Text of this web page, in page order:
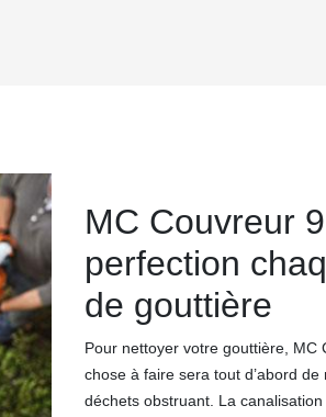
MC Couvreur
perfection
de gouttière
Pour nettoyer votre gouttière,
chose à faire sera tout d’abord
déchets obstruant. La